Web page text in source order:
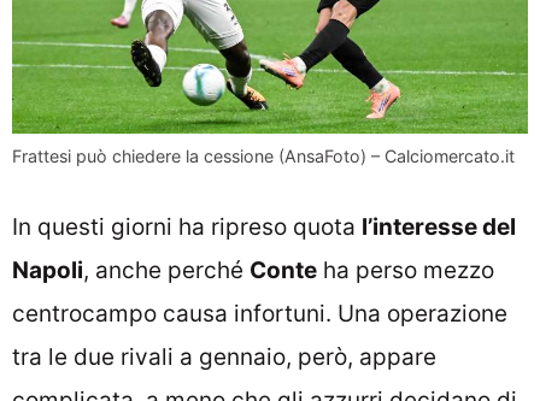
Frattesi può chiedere la cessione (AnsaFoto) – Calciomercato.it
In questi giorni ha ripreso quota l’interesse del
Napoli, anche perché Conte ha perso mezzo
centrocampo causa infortuni. Una operazione
tra le due rivali a gennaio, però, appare